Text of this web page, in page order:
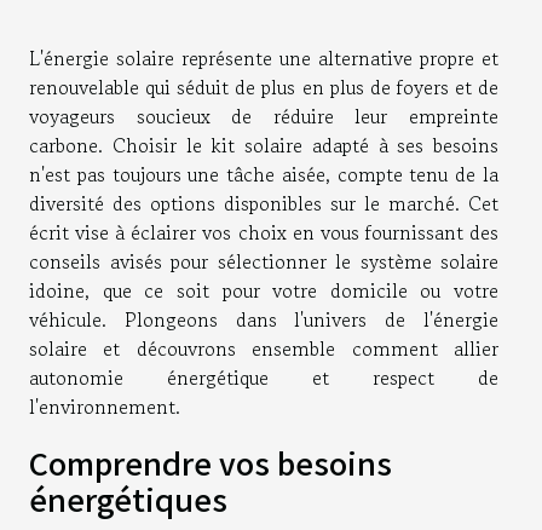
L'énergie solaire représente une alternative propre et
renouvelable qui séduit de plus en plus de foyers et de
voyageurs soucieux de réduire leur empreinte
carbone. Choisir le kit solaire adapté à ses besoins
n'est pas toujours une tâche aisée, compte tenu de la
diversité des options disponibles sur le marché. Cet
écrit vise à éclairer vos choix en vous fournissant des
conseils avisés pour sélectionner le système solaire
idoine, que ce soit pour votre domicile ou votre
véhicule. Plongeons dans l'univers de l'énergie
solaire et découvrons ensemble comment allier
autonomie énergétique et respect de
l'environnement.
Comprendre vos besoins
énergétiques